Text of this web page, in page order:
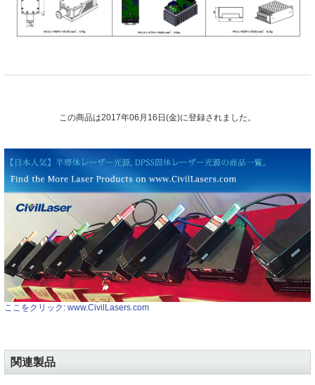
この商品は2017年06月16日(金)に登録されました。
ここをクリック: www.CivilLasers.com
関連製品